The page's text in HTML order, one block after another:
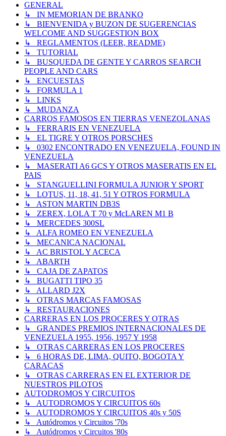
GENERAL
↳ IN MEMORIAN DE BRANKO
↳ BIENVENIDA y BUZON DE SUGERENCIAS
WELCOME AND SUGGESTION BOX
↳ REGLAMENTOS (LEER, README)
↳ TUTORIAL
↳ BUSQUEDA DE GENTE Y CARROS SEARCH
PEOPLE AND CARS
↳ ENCUESTAS
↳ FORMULA 1
↳ LINKS
↳ MUDANZA
CARROS FAMOSOS EN TIERRAS VENEZOLANAS
↳ FERRARIS EN VENEZUELA
↳ EL TIGRE Y OTROS PORSCHES
↳ 0302 ENCONTRADO EN VENEZUELA, FOUND IN
VENEZUELA
↳ MASERATI A6 GCS Y OTROS MASERATIS EN EL
PAIS
↳ STANGUELLINI FORMULA JUNIOR Y SPORT
↳ LOTUS, 11, 18, 41, 51 Y OTROS FORMULA
↳ ASTON MARTIN DB3S
↳ ZEREX, LOLA T 70 y McLAREN M1 B
↳ MERCEDES 300SL
↳ ALFA ROMEO EN VENEZUELA
↳ MECANICA NACIONAL
↳ AC BRISTOL Y ACECA
↳ ABARTH
↳ CAJA DE ZAPATOS
↳ BUGATTI TIPO 35
↳ ALLARD J2X
↳ OTRAS MARCAS FAMOSAS
↳ RESTAURACIONES
CARRERAS EN LOS PROCERES Y OTRAS
↳ GRANDES PREMIOS INTERNACIONALES DE
VENEZUELA 1955, 1956, 1957 Y 1958
↳ OTRAS CARRERAS EN LOS PROCERES
↳ 6 HORAS DE, LIMA, QUITO, BOGOTA Y
CARACAS
↳ OTRAS CARRERAS EN EL EXTERIOR DE
NUESTROS PILOTOS
AUTODROMOS Y CIRCUITOS
↳ AUTODROMOS Y CIRCUITOS 60s
↳ AUTODROMOS Y CIRCUITOS 40s y 50S
↳ Autódromos y Circuitos '70s
↳ Autódromos y Circuitos '80s